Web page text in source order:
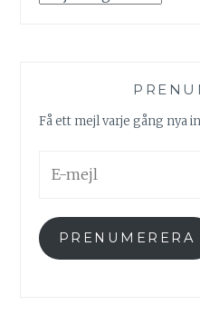
Få ett mejl varje gång nya
mejl
PRENUMERERA